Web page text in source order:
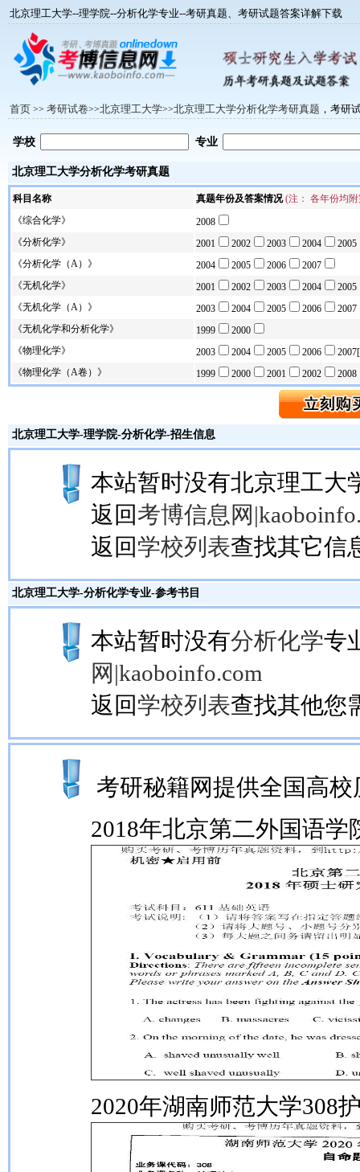
北京理工大学--理学院--分析化学专业--考研真题、考研试题答案详解下载
首页 >> 考研试卷>>北京理工大学>>北京理工大学分析化学考研真题 ，考研
学校 专业
北京理工大学分析化学考研真题
科目名称 真题年份及答案情况(注： 各年份均附
《综合化学》
2008
《分析化学》
2001 2002 2003 2004
2005
《分析化学（A）》
2004 2005 2006
2007
《无机化学》
2001 2002 2003 2004
2005
《无机化学（A）》
2003 2004 2005 2006
2007
《无机化学和分析化学》
1999
2000
《物理化学》
2003 2004 2005 2006
《物理化学（A卷）》
1999 2000 2001 2002 2008
北京理工大学-理学院-分析化学-招生信息
本站暂时没有北京理工大
返回考博信息网
返回学校列表查找其它信
北京理工大学-分析化学专业-参考书目
本站暂时没有分析化学专
网|kaoboinfo.com
返回学校列表查找其他您
考研秘籍网提供全国高校
2018年北京第二外国语
2020年湖南师范大学308